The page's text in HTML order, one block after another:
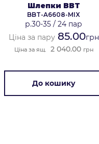
Шлепки BBT
BBT-A6608-MIX
р.30-35 / 24 пар
Ціна за пару85.00грн
Ціна за ящ. 2 040.00 грн
До кошику